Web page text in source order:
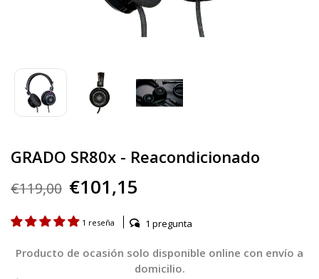
GRADO SR80x - Reacondicionado
€119,00 €101,15
1 reseña 1 pregunta
Producto de ocasión solo disponible online con envío a
domicilio.